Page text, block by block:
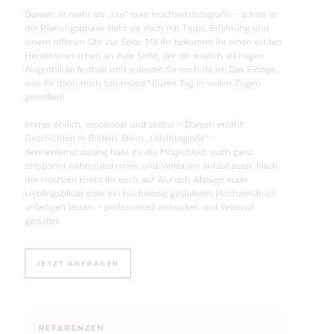
Doreen ist mehr als „nur“ eure Hochzeitsfotografin – schon in
der Planungsphase steht sie euch mit Tipps, Erfahrung und
einem offenen Ohr zur Seite. Mit ihr bekommt ihr einen echten
Herzensmenschen an eure Seite, der die wirklich wichtigen
Augenblicke festhält und jederzeit für euch da ist. Das Einzige,
was ihr dann noch tun müsst? Euren Tag in vollen Zügen
genießen!
Immer ehrlich, emotional und zeitlos – Doreen erzählt
Geschichten in Bildern. Beim „Lillyfotografie“-
Kennenlernshooting habt ihr die Möglichkeit, euch ganz
entspannt näherzukommen und Vertrauen aufzubauen. Nach
der Hochzeit könnt ihr euch auf Wunsch Abzüge eurer
Lieblingsbilder oder ein hochwertig gestaltetes Hochzeitsbuch
anfertigen lassen – professionell entwickelt und liebevoll
gestaltet.
JETZT ANFRAGEN
REFERENZEN